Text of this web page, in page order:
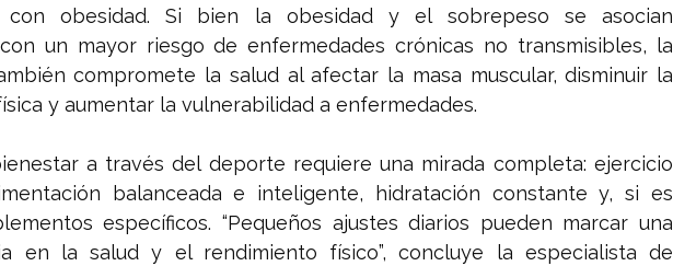
con obesidad. Si bien la obesidad y el sobrepeso se asocian
un mayor riesgo de enfermedades crónicas no transmisibles, la
compromete la salud al afectar la masa muscular, disminuir la
y aumentar la vulnerabilidad a enfermedades.
a través del deporte requiere una mirada completa: ejercicio
balanceada e inteligente, hidratación constante y, si es
específicos. “Pequeños ajustes diarios pueden marcar una
en la salud y el rendimiento físico”, concluye la especialista de